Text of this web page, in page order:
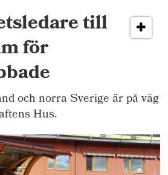
till
för
och norra Sverige är på väg
Hus.